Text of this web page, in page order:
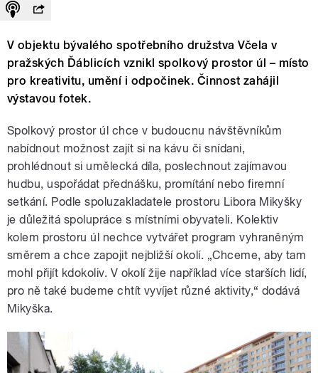
V objektu bývalého spotřebního družstva Včela v
pražských Ďáblicích vznikl spolkový prostor úl – místo
pro kreativitu, umění i odpočinek. Činnost zahájil
výstavou fotek.
Spolkový prostor úl chce v budoucnu návštěvníkům
nabídnout možnost zajít si na kávu či snídani,
prohlédnout si umělecká díla, poslechnout zajímavou
hudbu, uspořádat přednášku, promítání nebo firemní
setkání. Podle spoluzakladatele prostoru Libora Mikyšky
je důležitá spolupráce s místními obyvateli. Kolektiv
kolem prostoru úl nechce vytvářet program vyhraněným
směrem a chce zapojit nejbližší okolí. „Chceme, aby tam
mohl přijít kdokoliv. V okolí žije například více starších lidí,
pro ně také budeme chtít vyvíjet různé aktivity,“ dodává
Mikyška.